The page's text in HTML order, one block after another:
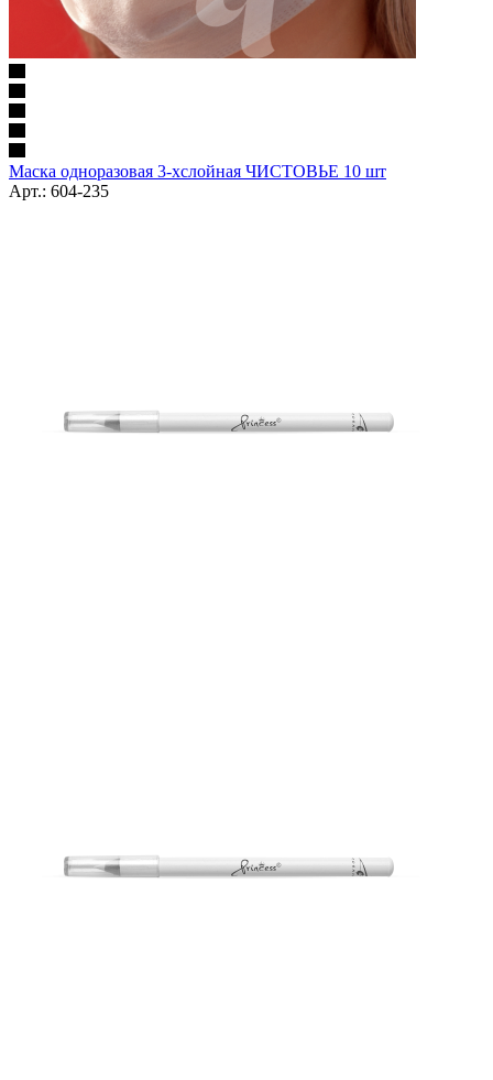
Маска одноразовая 3-хслойная ЧИСТОВЬЕ 10 шт
Арт.: 604-235